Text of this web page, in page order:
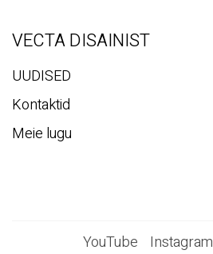
VECTA DISAINIST
UUDISED
Kontaktid
Meie lugu
YouTube Instagram